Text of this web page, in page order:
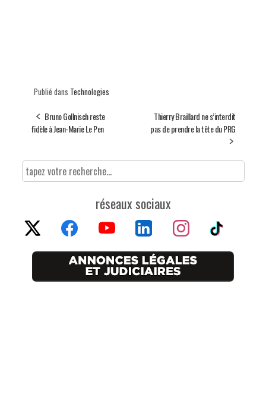
Publié dans Technologies
Bruno Gollnisch reste
fidèle à Jean-Marie Le Pen
Thierry Braillard ne s’interdit
pas de prendre la tête du PRG
réseaux sociaux